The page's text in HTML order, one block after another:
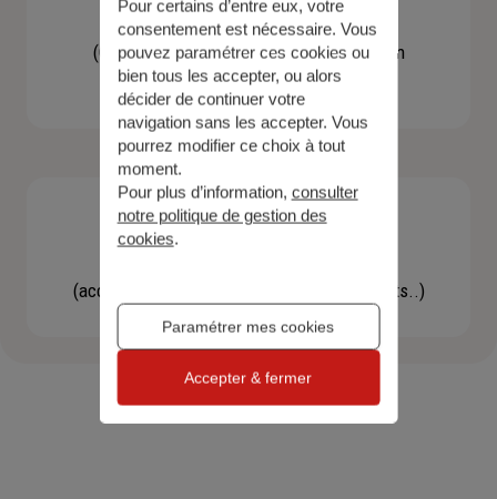
Contacter un agent
(Obtenir un devis, une information, faire un
bilan...)
(accéder à l'espace client, gérer mes contrats..)
Pour certains d’entre eux, votre
consentement est nécessaire. Vous
pouvez paramétrer ces cookies ou
bien tous les accepter, ou alors
décider de continuer votre
navigation sans les accepter. Vous
pourrez modifier ce choix à tout
moment.
Pour plus d’information, consulter
notre politique de gestion des
cookies.
Paramétrer mes cookies
Accepter & fermer